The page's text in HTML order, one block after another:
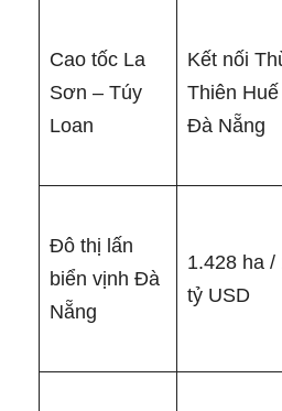
Cao tốc La
Sơn – Túy
Loan
Kết nối
Thiên
Đà Nẵng
Đô thị lấn
biển vịnh Đà
Nẵng
1.428 ha /
tỷ USD